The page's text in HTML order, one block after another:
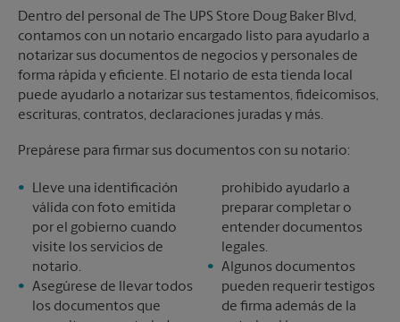
Dentro del personal de The UPS Store Doug Baker Blvd,
contamos con un notario encargado listo para ayudarlo a
notarizar sus documentos de negocios y personales de
forma rápida y eficiente. El notario de esta tienda local
puede ayudarlo a notarizar sus testamentos, fideicomisos,
escrituras, contratos, declaraciones juradas y más.
Prepárese para firmar sus documentos con su notario:
Lleve una identificación
válida con foto emitida
por el gobierno cuando
visite los servicios de
notario.
Asegúrese de llevar todos
los documentos que
prohibido ayudarlo a
preparar completar o
entender documentos
legales.
Algunos documentos
pueden requerir testigos
de firma además de la